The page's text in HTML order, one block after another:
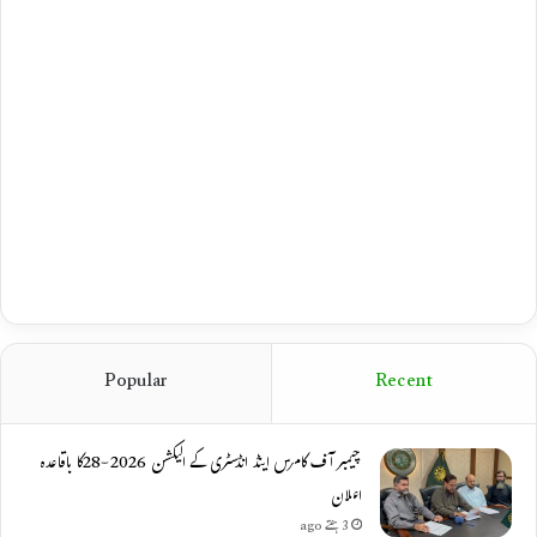
Recent
Popular
چیمبر آف کامرس اینڈ انڈسٹری کے الیکشن 2026-28کا باقاعدہ
اعلان
3 ہفتے ago